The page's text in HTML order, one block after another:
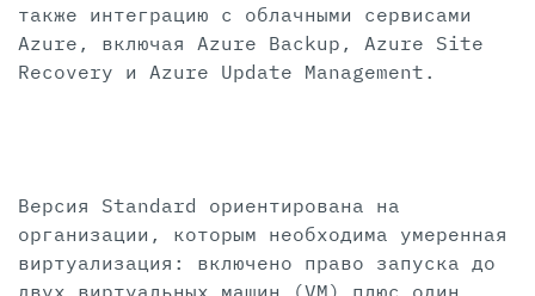
также интеграцию с облачными сервисами
Azure, включая Azure Backup, Azure Site
Recovery и Azure Update Management.
Версия Standard ориентирована на
организации, которым необходима умеренная
виртуализация: включено право запуска до